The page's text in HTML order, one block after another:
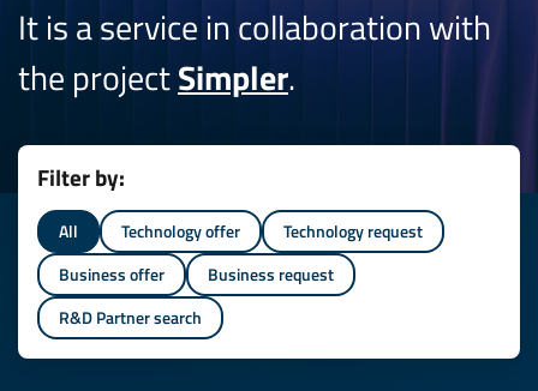
It is a service in collaboration with
the projectSimpler.
Filter by:
All Technology offer
Technology request
Business offer
Business request
R&D Partner search